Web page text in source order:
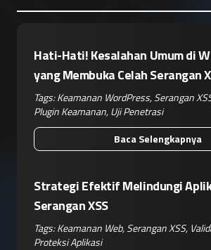
Hati-Hati! Kesalahan Umum di
yang Membuka Celah Serangan
Tags:Keamanan WordPress,Serangan
Plugin Keamanan,Uji Penetrasi
Baca Selengkapnya
Strategi Efektif Melindungi
Serangan XSS
Tags:Keamanan Web,Serangan XSS,
Proteksi Aplikasi